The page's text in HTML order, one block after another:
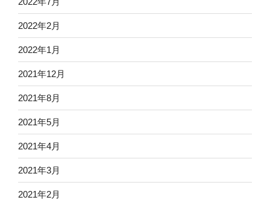
2022年2月
2022年1月
2021年12月
2021年8月
2021年5月
2021年4月
2021年3月
2021年2月